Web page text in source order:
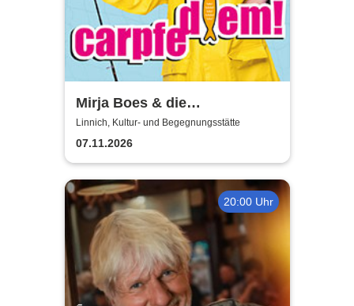
Mirja Boes & die
HonkeyDonkeys - carpfe
diem!
Linnich, Kultur- und Begegnungsstätte
07.11.2026
20:00 Uhr